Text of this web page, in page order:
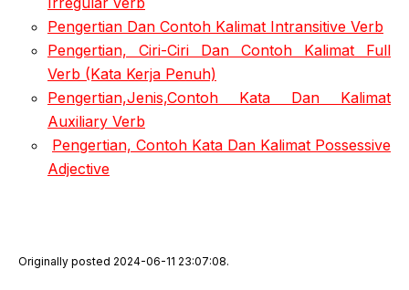
Pengertian Dan Contoh Kalimat Intransitive Verb
Pengertian, Ciri-Ciri Dan Contoh Kalimat Full
Verb (Kata Kerja Penuh)
Pengertian,Jenis,Contoh Kata Dan Kalimat
Auxiliary Verb
Pengertian, Contoh Kata Dan Kalimat Possessive
Adjective
Originally posted 2024-06-11 23:07:08.